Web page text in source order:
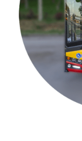
Bolechowicach